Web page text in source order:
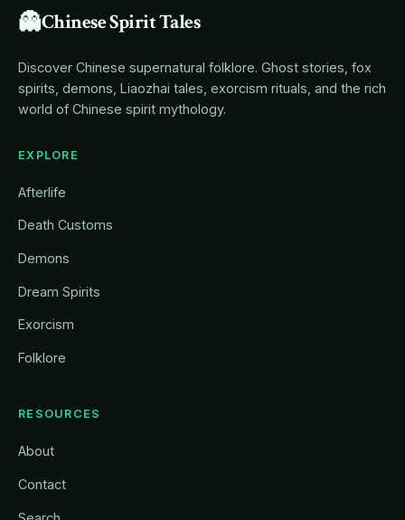
👻Chinese Spirit Tales
Discover Chinese supernatural folklore. Ghost stories, fox
spirits, demons, Liaozhai tales, exorcism rituals, and the rich
world of Chinese spirit mythology.
EXPLORE
Afterlife
Death Customs
Demons
Dream Spirits
Exorcism
Folklore
RESOURCES
About
Contact